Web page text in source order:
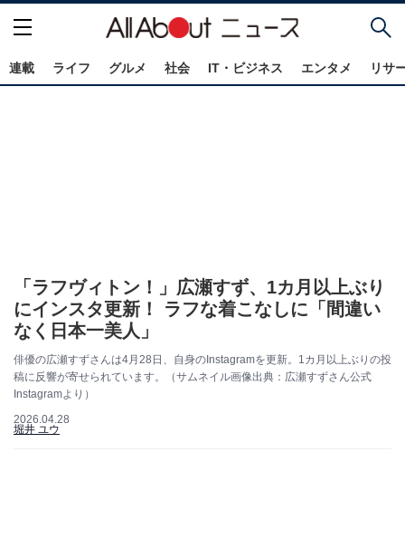
連載 ライフ グルメ 社会 IT・ビジネス エンタメ リサ
「ラフヴィトン！」広瀬すず、1カ月以上ぶり
にインスタ更新！ ラフな着こなしに「間違い
なく日本一美人」
俳優の広瀬すずさんは4月28日、自身のInstagramを更新。1カ月以上ぶりの投
稿に反響が寄せられています。（サムネイル画像出典：広瀬すずさん公式
Instagramより）
2026.04.28
堀井 ユウ